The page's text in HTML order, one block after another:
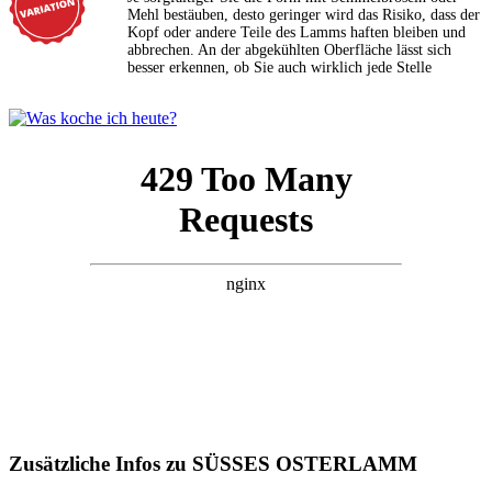
Mehl bestäuben, desto geringer wird das Risiko, dass der
Kopf oder andere Teile des Lamms haften bleiben und
abbrechen. An der abgekühlten Oberfläche lässt sich
besser erkennen, ob Sie auch wirklich jede Stelle
Zusätzliche Infos zu SÜSSES OSTERLAMM